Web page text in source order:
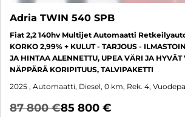
Adria TWIN 540 SPB
Fiat 2,2 140hv Multijet Automaatti
KORKO 2,99% + KULUT - TARJOUS -
JA HINTAA ALENNETTU, UPEA VÄRI JA HYVÄT
NÄPPÄRÄ KORIPITUUS, TALVIPAKETTI
2025 , Automaatti, Diesel, 0 km, Rek. 4,
87 800 €85 800 €